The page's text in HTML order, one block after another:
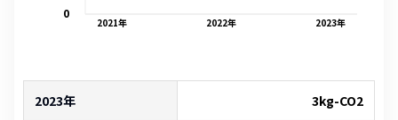
2021年 2022年 2023年
0
2023年 3kg-CO2